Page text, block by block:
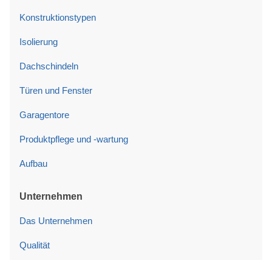
Konstruktionstypen
Isolierung
Dachschindeln
Türen und Fenster
Garagentore
Produktpflege und -wartung
Aufbau
Unternehmen
Das Unternehmen
Qualität